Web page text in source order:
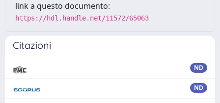
link a questo documento:
https://hdl.handle.net/11572/65063
Citazioni
ND
ND